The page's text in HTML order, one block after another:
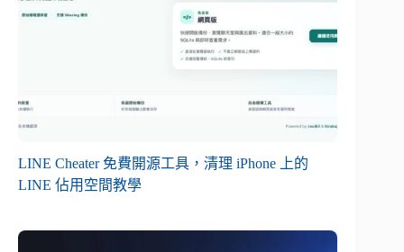
LINE Cheater 免費開源工具，清理 iPhone 上的
LINE 佔用空間教學